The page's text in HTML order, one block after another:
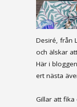
Desiré, från
och älskar
Här i
ert nästa
Gillar att fika